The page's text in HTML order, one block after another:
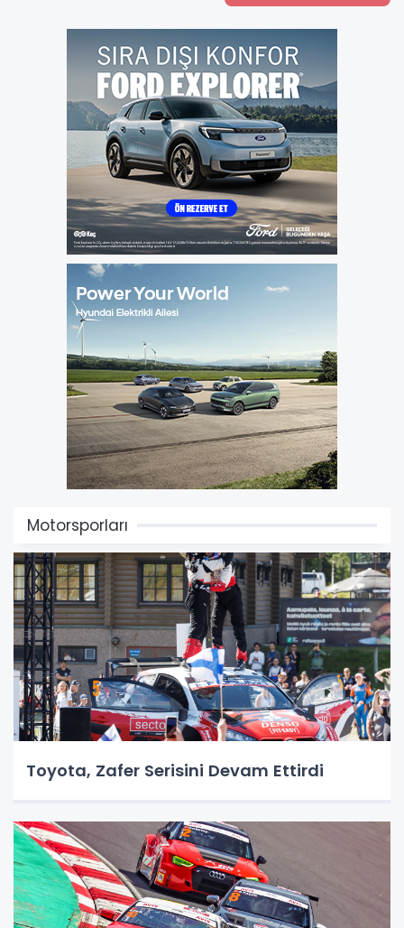
Motorsporları
Toyota, Zafer Serisini Devam Ettirdi